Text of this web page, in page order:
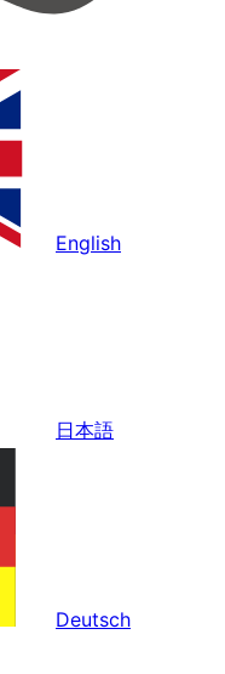
English
日本語
Deutsch